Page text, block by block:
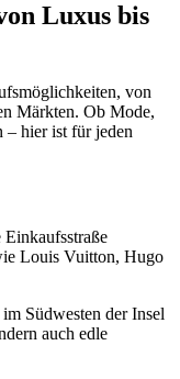
Luxus bis
von
Märkten. Ob Mode,
– hier ist für jeden
Einkaufsstraße
Louis Vuitton, Hugo
Südwesten der Insel
auch edle